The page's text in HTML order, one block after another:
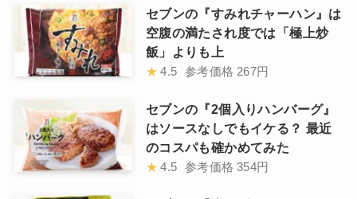
セブンの『すみれチャーハン』は
空腹の満たされ度では「極上炒
飯」よりも上
★ 4.5 参考価格 267円
セブンの『2個入りハンバーグ』
はソースなしでもイケる？ 最近
のコスパも確かめてみた
★ 4.5 参考価格 354円